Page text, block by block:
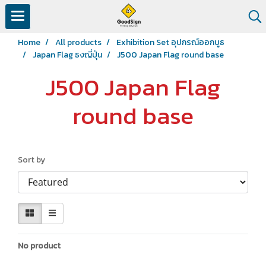
Home All products
Exhibition Set อุปกรณ์ออกบูธ
Japan Flag ธงญี่ปุ่น
J500 Japan Flag round base
J500 Japan Flag
round base
Sort by
No product